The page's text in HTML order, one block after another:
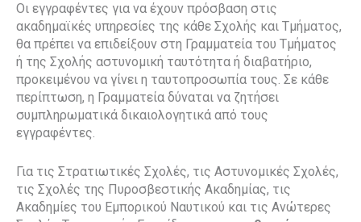
Οι εγγραφέντες για να έχουν πρόσβαση στις
ακαδημαϊκές υπηρεσίες της κάθε Σχολής και Τμήματος,
θα πρέπει να επιδείξουν στη Γραμματεία του Τμήματος
ή της Σχολής αστυνομική ταυτότητα ή διαβατήριο,
προκειμένου να γίνει η ταυτοπροσωπία τους. Σε κάθε
περίπτωση, η Γραμματεία δύναται να ζητήσει
συμπληρωματικά δικαιολογητικά από τους
εγγραφέντες.
Για τις Στρατιωτικές Σχολές, τις Αστυνομικές Σχολές,
τις Σχολές της Πυροσβεστικής Ακαδημίας, τις
Ακαδημίες του Εμπορικού Ναυτικού και τις Ανώτερες